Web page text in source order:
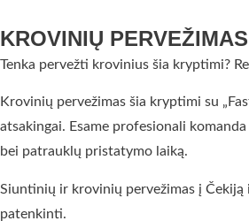
KROVINIŲ
Tenka pervežti krovinius šia kryptimi?
Krovinių pervežimas šia kryptimi su
atsakingai. Esame profesionali
bei patrauklų pristatymo laiką.
Siuntinių ir krovinių pervežimas į Čekiją
patenkinti.